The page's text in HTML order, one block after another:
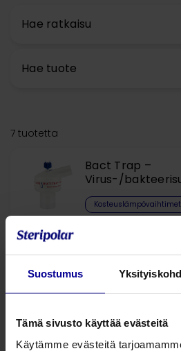
Suostumus
Tämä sivusto käyttää evästeitä
Käytämme evästeitä
Hae ratkaisu
Hae tuote
7 tuotetta
Bact Trap –
Virus-/
Bact-HME –
suodattimella
Kostutus ja lämmitys